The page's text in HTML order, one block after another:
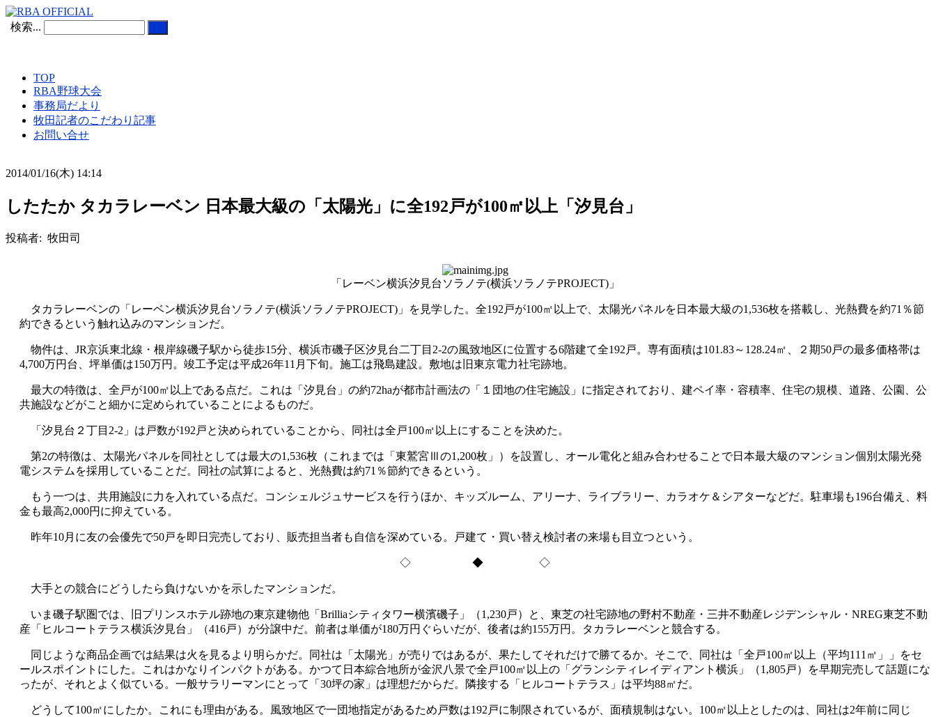
検索...
TOP
RBA野球大会
事務局だより
牧田記者のこだわり記事
お問い合せ
2014/01/16(木) 14:14
したたか タカラレーベン 日本最大級の「太陽光」に全192戸が100㎡以上「汐見台」
投稿者: 牧田司
「レーベン横浜汐見台ソラノテ(横浜ソラノテPROJECT)」
タカラレーベンの「レーベン横浜汐見台ソラノテ(横浜ソラノテPROJECT)」を見学した。全192戸が100㎡以上で、太陽光パネルを日本最大級の1,536枚を搭載し、光熱費を約71％節
約できるという触れ込みのマンションだ。
物件は、JR京浜東北線・根岸線磯子駅から徒歩15分、横浜市磯子区汐見台二丁目2-2の風致地区に位置する6階建て全192戸。専有面積は101.83～128.24㎡、２期50戸の最多価格帯は
4,700万円台、坪単価は150万円。竣工予定は平成26年11月下旬。施工は飛島建設。敷地は旧東京電力社宅跡地。
最大の特徴は、全戸が100㎡以上である点だ。これは「汐見台」の約72haが都市計画法の「１団地の住宅施設」に指定されており、建ペイ率・容積率、住宅の規模、道路、公園、公
共施設などがこと細かに定められていることによるものだ。
「汐見台２丁目2-2」は戸数が192戸と決められていることから、同社は全戸100㎡以上にすることを決めた。
第2の特徴は、太陽光パネルを同社としては最大の1,536枚（これまでは「東鷲宮Ⅲの1,200枚」）を設置し、オール電化と組み合わせることで日本最大級のマンション個別太陽光発
電システムを採用していることだ。同社の試算によると、光熱費は約71％節約できるという。
もう一つは、共用施設に力を入れている点だ。コンシェルジュサービスを行うほか、キッズルーム、アリーナ、ライブラリー、カラオケ＆シアターなどだ。駐車場も196台備え、料
金も最高2,000円に抑えている。
昨年10月に友の会優先で50戸を即日完売しており、販売担当者も自信を深めている。戸建て・買い替え検討者の来場も目立つという。
◇ ◆ ◇
大手との競合にどうしたら負けないかを示したマンションだ。
いま磯子駅圏では、旧プリンスホテル跡地の東京建物他「Brilliaシティタワー横濱磯子」（1,230戸）と、東芝の社宅跡地の野村不動産・三井不動産レジデンシャル・NREG東芝不動
産「ヒルコートテラス横浜汐見台」（416戸）が分譲中だ。前者は単価が180万円ぐらいだが、後者は約155万円。タカラレーベンと競合する。
同じような商品企画では結果は火を見るより明らかだ。同社は「太陽光」が売りではあるが、果たしてそれだけで勝てるか。そこで、同社は「全戸100㎡以上（平均111㎡」」をセ
ールスポイントにした。これはかなりインパクトがある。かつて日本綜合地所が金沢八景で全戸100㎡以上の「グランシティレイディアント横浜」（1,805戸）を早期完売して話題にな
ったが、それとよく似ている。一般サラリーマンにとって「30坪の家」は理想だからだ。隣接する「ヒルコートテラス」は平均88㎡だ。
どうして100㎡にしたか。これにも理由がある。風致地区で一団地指定があるため戸数は192戸に制限されているが、面積規制はない。100㎡以上としたのは、同社は2年前に同じ